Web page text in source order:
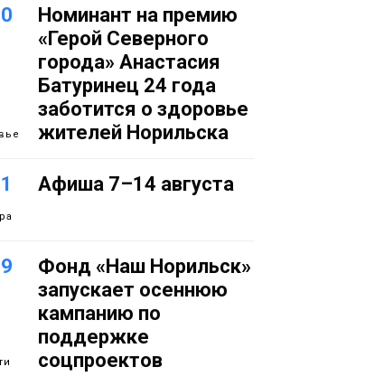
Номинант на премию
«Герой Северного
города» Анастасия
Батуринец 24 года
заботится о здоровье
жителей Норильска
Афиша 7–14 августа
Фонд «Наш Норильск»
запускает осеннюю
кампанию по
поддержке
соцпроектов